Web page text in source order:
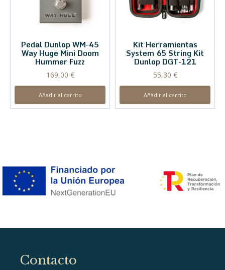
Pedal Dunlop WM-45
Way Huge Mini Doom
Hummer Fuzz
169,00 €
Añadir al carrito
Kit Herramientas
System 65 String Kit
Dunlop DGT-121
55,30 €
Añadir al carrito
Contacto